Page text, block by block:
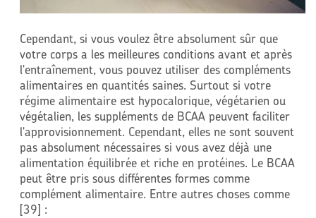
Cependant, si vous voulez être absolument sûr que
votre corps a les meilleures conditions avant et après
l'entraînement, vous pouvez utiliser des compléments
alimentaires en quantités saines. Surtout si votre
régime alimentaire est hypocalorique, végétarien ou
végétalien, les suppléments de BCAA peuvent faciliter
l'approvisionnement. Cependant, elles ne sont souvent
pas absolument nécessaires si vous avez déjà une
alimentation équilibrée et riche en protéines. Le BCAA
peut être pris sous différentes formes comme
complément alimentaire. Entre autres choses comme
[39] :